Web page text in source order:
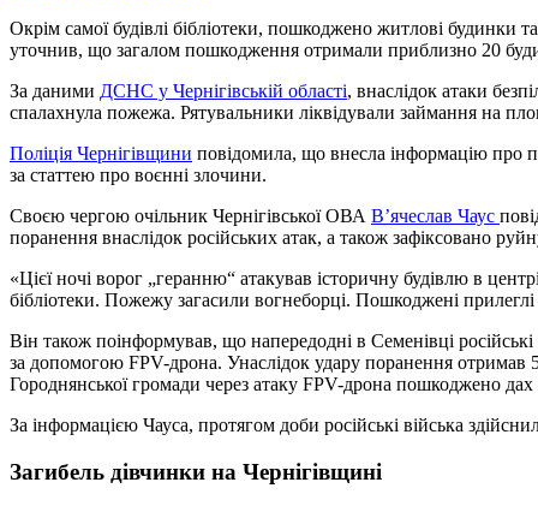
Окрім самої будівлі бібліотеки, пошкоджено житлові будинки
уточнив, що загалом пошкодження отримали приблизно 20
За даними ДСНС у Чернігівській області, внаслідок атаки
спалахнула пожежа. Рятувальники ліквідували займання на
Поліція Чернігівщини повідомила, що внесла інформацію про
за статтею про воєнні злочини.
Своєю чергою очільник Чернігівської ОВА В’ячеслав Чаус
поранення внаслідок російських атак, а також зафіксовано
«Цієї ночі ворог „геранню“ атакував історичну будівлю в
бібліотеки. Пожежу загасили вогнеборці. Пошкоджені
Він також поінформував, що напередодні в Семенівці
за допомогою FPV-дрона. Унаслідок удару поранення отримав
Городнянської громади через атаку FPV-дрона пошкоджено
За інформацією Чауса, протягом доби російські війська
Загибель дівчинки на Чернігівщині